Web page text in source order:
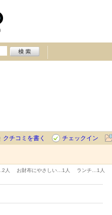
クチコミを書く
チェックイン
2人 お財布にやさしい… 1人 ランチ… 1人